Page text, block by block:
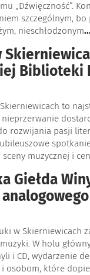
„Dźwięczność”.
szczególnym, bo
nieschłodzonym
Biblioteki
to
rozwijania pasji
muzycznej i
Giełda
w Skierniewicach
W holu
i CD, wydarzenie
osobom, które